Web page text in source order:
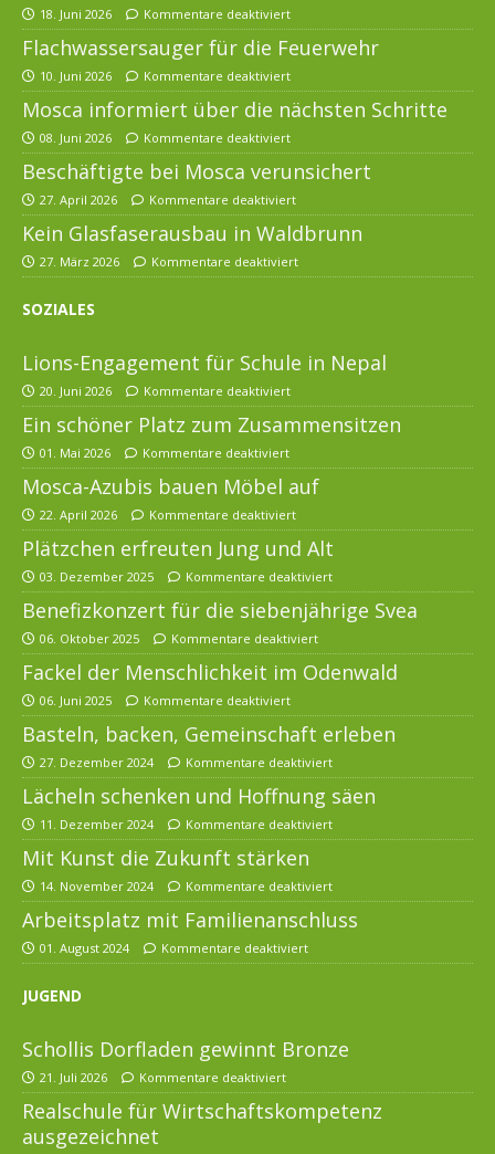
18. Juni 2026 Kommentare deaktiviert
Flachwassersauger für die Feuerwehr
10. Juni 2026 Kommentare deaktiviert
Mosca informiert über die nächsten Schritte
08. Juni 2026 Kommentare deaktiviert
Beschäftigte bei Mosca verunsichert
27. April 2026 Kommentare deaktiviert
Kein Glasfaserausbau in Waldbrunn
27. März 2026 Kommentare deaktiviert
SOZIALES
Lions-Engagement für Schule in Nepal
20. Juni 2026 Kommentare deaktiviert
Ein schöner Platz zum Zusammensitzen
01. Mai 2026 Kommentare deaktiviert
Mosca-Azubis bauen Möbel auf
22. April 2026 Kommentare deaktiviert
Plätzchen erfreuten Jung und Alt
03. Dezember 2025 Kommentare deaktiviert
Benefizkonzert für die siebenjährige Svea
06. Oktober 2025 Kommentare deaktiviert
Fackel der Menschlichkeit im Odenwald
06. Juni 2025 Kommentare deaktiviert
Basteln, backen, Gemeinschaft erleben
27. Dezember 2024 Kommentare deaktiviert
Lächeln schenken und Hoffnung säen
11. Dezember 2024 Kommentare deaktiviert
Mit Kunst die Zukunft stärken
14. November 2024 Kommentare deaktiviert
Arbeitsplatz mit Familienanschluss
01. August 2024 Kommentare deaktiviert
JUGEND
Schollis Dorfladen gewinnt Bronze
21. Juli 2026 Kommentare deaktiviert
Realschule für Wirtschaftskompetenz
ausgezeichnet